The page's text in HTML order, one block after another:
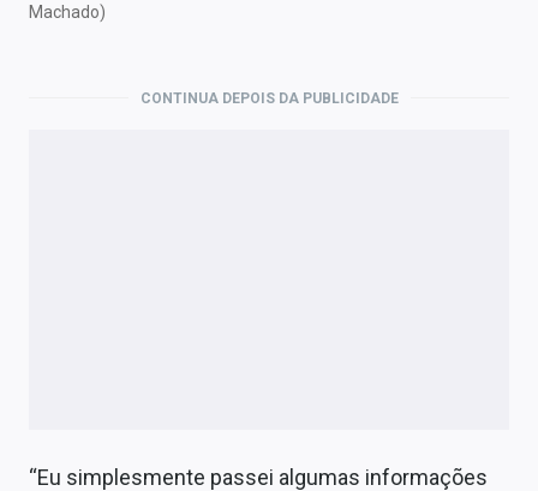
Machado)
CONTINUA DEPOIS DA PUBLICIDADE
“Eu simplesmente passei algumas informações